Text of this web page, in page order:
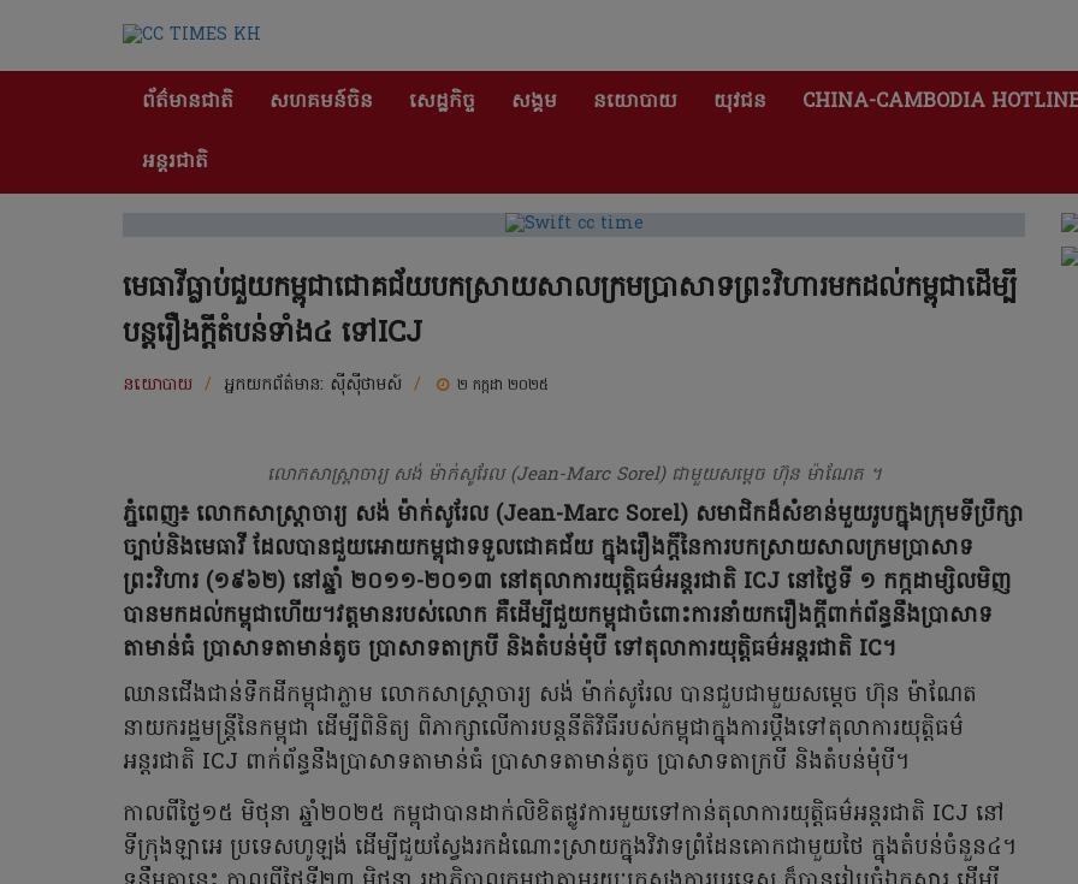
ព័ត៌មានជាតិ សហគមន៍ចិន សេដ្ឋកិច្ច សង្គម នយោបាយ យុវជន CHINA-CAMBODIA
អន្តរជាតិ
មេធាវីធ្លាប់ជួយកម្ពុជាជោគជ័យបកស្រាយសាលក្រមប្រាសាទព្រះវិហារមកដល់កម្ពុជាដើម្បី
បន្តរឿងក្តីតំបន់ទាំង៤ ទៅICJ
នយោបាយ / អ្នកយកព័ត៌មាន: ស៊ីស៊ីថាមស៍ / ២ កក្កដា ២០២៥
លោកសាស្ត្រាចារ្យ សង់ ម៉ាក់សូរែល (Jean-Marc Sorel) ជាមួយសម្តេច ហ៊ុន ម៉ាណែត ។
ភ្នំពេញ៖ លោកសាស្ត្រាចារ្យ សង់ ម៉ាក់សូរែល (Jean-Marc Sorel) សមាជិកដ៏សំខាន់មួយរូបក្នុងក្រុមទីប្រឹក្សា
ច្បាប់និងមេធាវី ដែលបានជួយអោយកម្ពុជាទទួលជោគជ័យ ក្នុងរឿងក្តីនៃការបកស្រាយសាលក្រមប្រាសាទ
ព្រះវិហារ (១៩៦២) នៅឆ្នាំ ២០១១-២០១៣ នៅតុលាការយុត្តិធម៌អន្តរជាតិ ICJ នៅថ្ងៃទី ១ កក្កដាម្សិលមិញ
បានមកដល់កម្ពុជាហើយ។វត្តមានរបស់លោក គឺដើម្បីជួយកម្ពុជាចំពោះការនាំយករឿងក្តីពាក់ព័ន្ធនឹងប្រាសាទ
តាមាន់ធំ ប្រាសាទតាមាន់តូច ប្រាសាទតាក្របី និងតំបន់មុំបី ទៅតុលាការយុត្តិធម៌អន្តរជាតិ IC។
ឈានជើងជាន់ទឹកដីកម្ពុជាភ្លាម លោកសាស្ត្រាចារ្យ សង់ ម៉ាក់សូរែល បានជួបជាមួយសម្តេច ហ៊ុន ម៉ាណែត
នាយករដ្ឋមន្ត្រីនៃកម្ពុជា ដើម្បីពិនិត្យ ពិភាក្សាលើការបន្តនីតិវិធីរបស់កម្ពុជាក្នុងការប្ដឹងទៅតុលាការយុត្តិធម៌
អន្តរជាតិ ICJ ពាក់ព័ន្ធនឹងប្រាសាទតាមាន់ធំ ប្រាសាទតាមាន់តូច ប្រាសាទតាក្របី និងតំបន់មុំបី។
កាលពីថ្ងៃ១៥ មិថុនា ឆ្នាំ២០២៥ កម្ពុជាបានដាក់លិខិតផ្លូវការមួយទៅកាន់តុលាការយុត្តិធម៌អន្តរជាតិ ICJ នៅ
ទីក្រុងឡាអេ ប្រទេសហូឡង់ ដើម្បីជួយស្វែងរកដំណោះស្រាយក្នុងវិវាទព្រំដែនគោកជាមួយថៃ ក្នុងតំបន់ចំនួន៤។